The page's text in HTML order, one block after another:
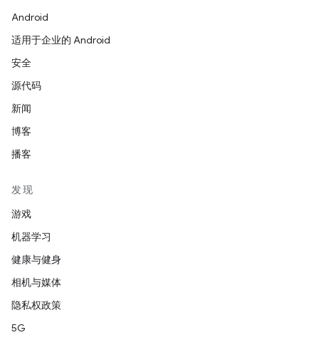
Android
适用于企业的 Android
安全
源代码
新闻
博客
播客
发现
游戏
机器学习
健康与健身
相机与媒体
隐私权政策
5G